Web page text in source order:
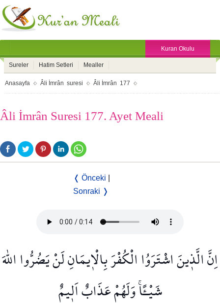
Kuran Okulu
Sureler Hatim Setleri Mealler
Anasayfa Âli İmrân suresi Âli İmrân 177
Âli İmrân Suresi 177. Ayet Meali
❬ Önceki
Sonraki ❭
اِنَّ الَّذ۪ينَ اشْتَرَوُا الْكُفْرَ بِالْا۪يمَانِ لَنْ يَضُرُّوا اللّٰهَ
شَيْـًٔاۚ وَلَهُمْ عَذَابٌ اَل۪يمٌ